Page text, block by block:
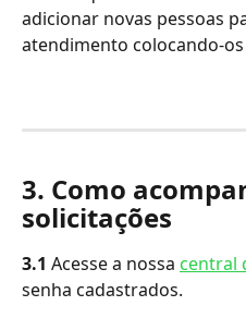
adicionar novas pessoas
atendimento colocando-
3. Como
solicitações
3.1 Acesse a nossa central
senha cadastrados.